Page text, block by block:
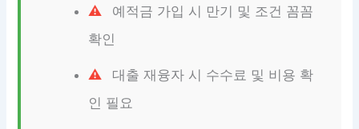
예적금 가입 시 만기 및 조건 꼼꼼
확인
대출 재융자 시 수수료 및 비용 확
인 필요